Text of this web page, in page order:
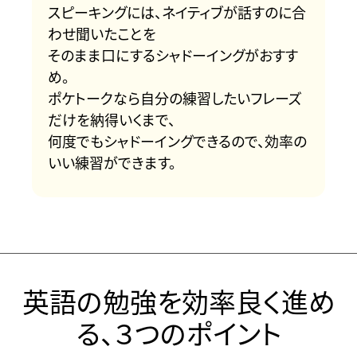
スピーキングには、ネイティブが話すのに合
わせ聞いたことを
そのまま口にするシャドーイングがおすす
め。
ポケトークなら自分の練習したいフレーズ
だけを納得いくまで、
何度でもシャドーイングできるので、効率の
いい練習ができます。
英語の勉強を効率良く進め
る、３つのポイント